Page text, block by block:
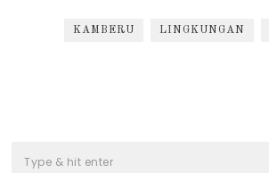
KAMBERU LINGKUNGAN